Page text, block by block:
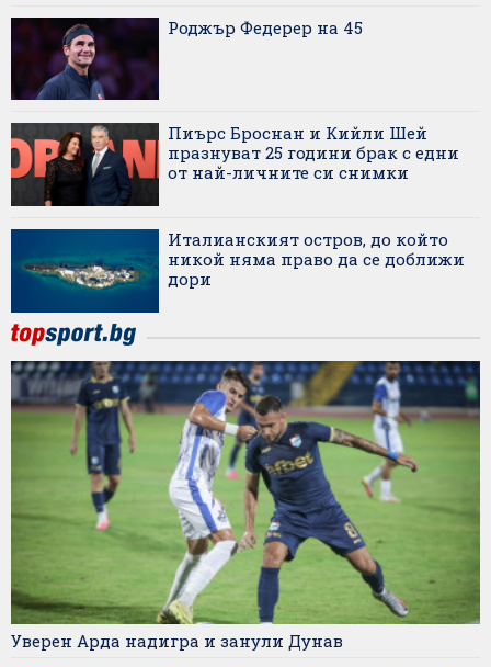
Роджър Федерер на 45
Пиърс Броснан и Кийли Шей
празнуват 25 години брак с едни
от най-личните си снимки
Италианският остров, до който
никой няма право да се доближи
дори
Уверен Арда надигра и занули Дунав